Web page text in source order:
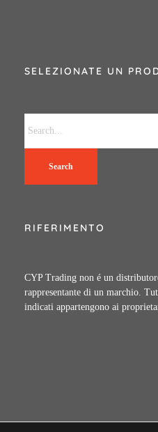
SELEZIONATE UN
Search
RIFERIMENTO
CYP Trading non é un
rappresentante di un marchio.
indicati appartengono ai